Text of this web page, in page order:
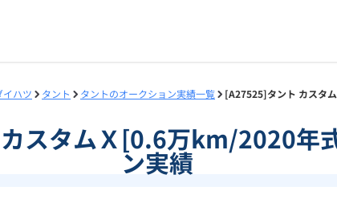
イハツ タント タントのオークション実績一覧 [A27525]タント カスタ
スタムＸ[0.6万km/2020年
ン実績